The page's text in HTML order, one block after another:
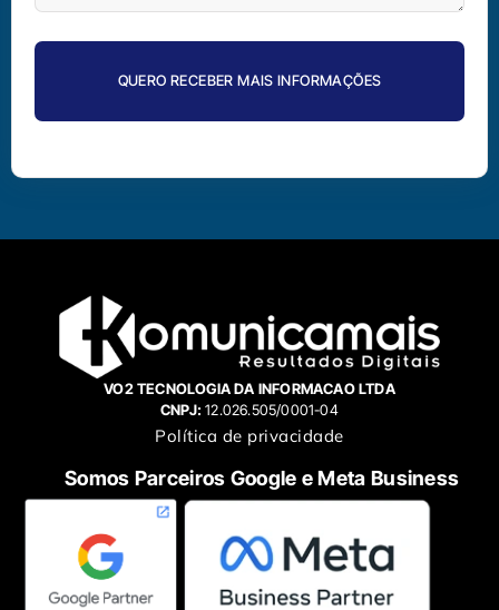
QUERO RECEBER MAIS INFORMAÇÕES
VO2 TECNOLOGIA DA INFORMACAO LTDA
CNPJ: 12.026.505/0001-04
Política de privacidade
Somos Parceiros Google e Meta Business